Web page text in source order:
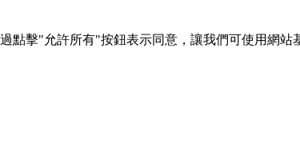
點擊"允許所有"按鈕表示同意，讓我們可使用網站